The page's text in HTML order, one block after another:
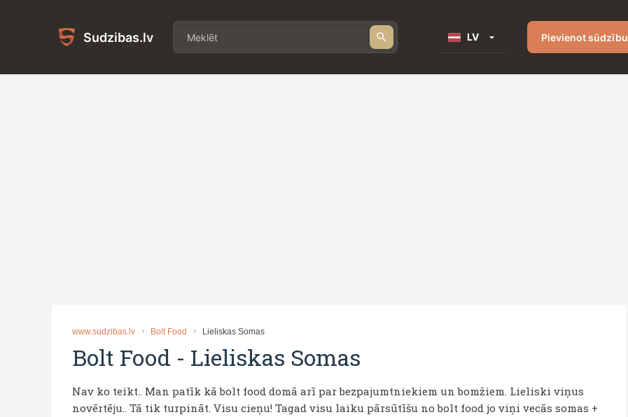
Sudzibas.lv LV Pievienot sūdzību
www.sudzibas.lv Bolt Food Lieliskas Somas
Bolt Food - Lieliskas Somas
Nav ko teikt.. Man patīk kā bolt food domā arī par bezpajumtniekiem un bomžiem. Lieliski viņus
novērtēju.. Tā tik turpināt. Visu cieņu! Tagad visu laiku pārsūtīšu no bolt food jo viņi vecās somas +